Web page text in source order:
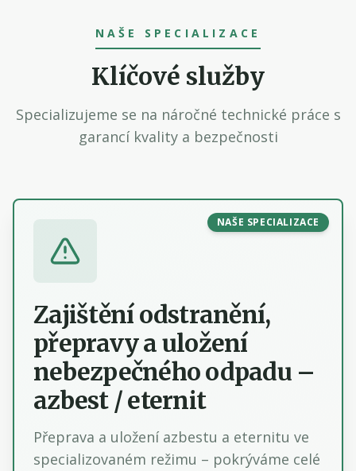
NAŠE SPECIALIZACE
Klíčové služby
Specializujeme se na náročné technické práce s
garancí kvality a bezpečnosti
NAŠE SPECIALIZACE
Zajištění odstranění,
přepravy a uložení
nebezpečného odpadu –
azbest / eternit
Přeprava a uložení azbestu a eternitu ve
specializovaném režimu – pokrýváme celé